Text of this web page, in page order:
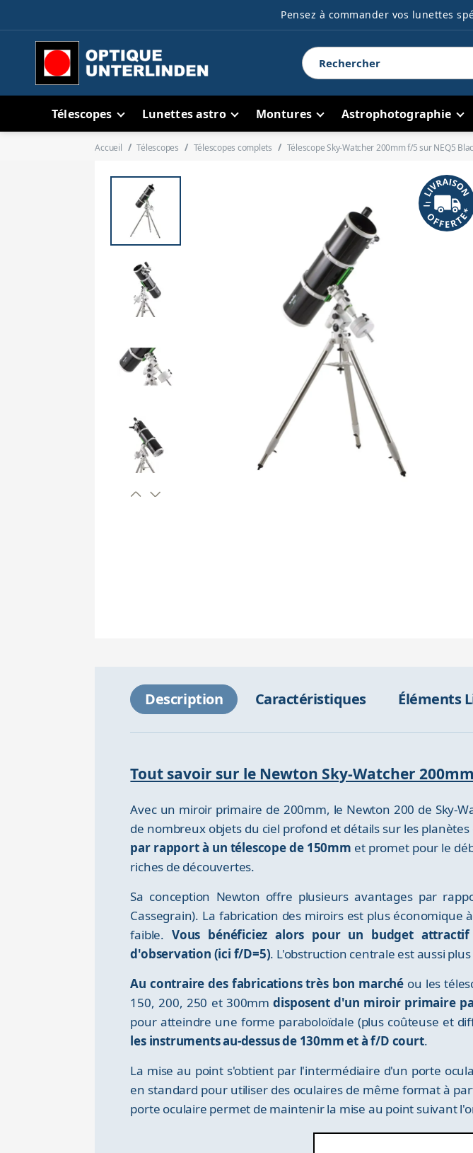
Pensez à commander vos lunettes
Télescopes Lunettes astro Montures Astrophotographie
Accueil Télescopes Télescopes complets Télescope Sky-Watcher 200mm f/5 sur NEQ5
Description Caractéristiques Éléments
Tout savoir sur le Newton Sky-Watcher
Avec un miroir primaire de 200mm, le Newton 200 de Sky-
de nombreux objets du ciel profond et détails sur les
par rapport à un télescope de 150mm et promet pour le
riches de découvertes.
Sa conception Newton offre plusieurs avantages par
Cassegrain). La fabrication des miroirs est plus
faible.Vous bénéficiez alors pour un budget
d'observation (ici f/D=5). L'obstruction centrale est aussi
Au contraire des fabrications très bon marché ou les
150, 200, 250 et 300mmdisposent d'un miroir primaire
pour atteindre une forme paraboloïdale (plus coûteuse et
les instruments au-dessus de 130mm et à f/D court.
La mise au point s'obtient par l'intermédiaire d'un porte
en standard pour utiliser des oculaires de même format à
porte oculaire permet de maintenir la mise au point suivant